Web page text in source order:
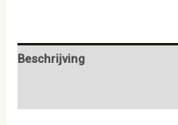
Beschrijving